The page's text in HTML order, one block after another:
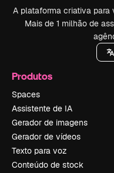
A plataforma criativa
Mais de 1 milhão de
Produtos
Spaces
Assistente de IA
Gerador de imagens
Gerador de vídeos
Texto para voz
Conteúdo de stock